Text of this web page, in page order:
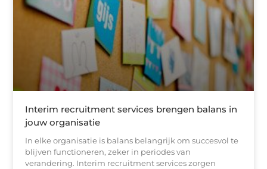
Interim recruitment services brengen balans in
jouw organisatie
In elke organisatie is balans belangrijk om succesvol te
blijven functioneren, zeker in periodes van
verandering. Interim recruitment services zorgen